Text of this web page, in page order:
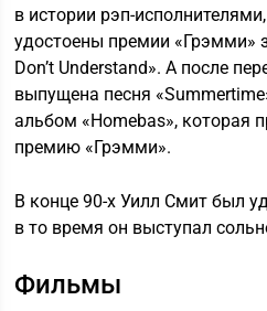
в истории рэп-
удостоены премии «Грэмми»
Don’t Understand». А после
выпущена песня
альбом «Homebas», которая
премию «Грэмми».
В конце 90-х Уилл Смит был
в то время он выступал
Фильмы